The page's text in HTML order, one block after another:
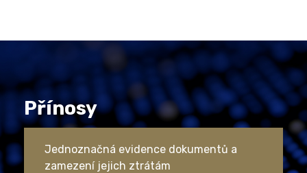
Přínosy
Jednoznačná evidence dokumentů a
zamezení jejich ztrátám